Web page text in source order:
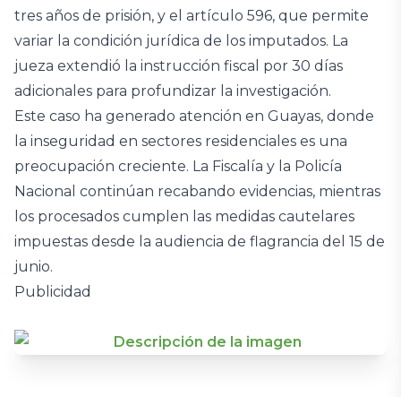
tres años de prisión, y el artículo 596, que permite
variar la condición jurídica de los imputados. La
jueza extendió la instrucción fiscal por 30 días
adicionales para profundizar la investigación.
Este caso ha generado atención en Guayas, donde
la inseguridad en sectores residenciales es una
preocupación creciente. La Fiscalía y la Policía
Nacional continúan recabando evidencias, mientras
los procesados cumplen las medidas cautelares
impuestas desde la audiencia de flagrancia del 15 de
junio.
Publicidad